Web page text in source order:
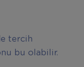
tercih
bu olabilir.